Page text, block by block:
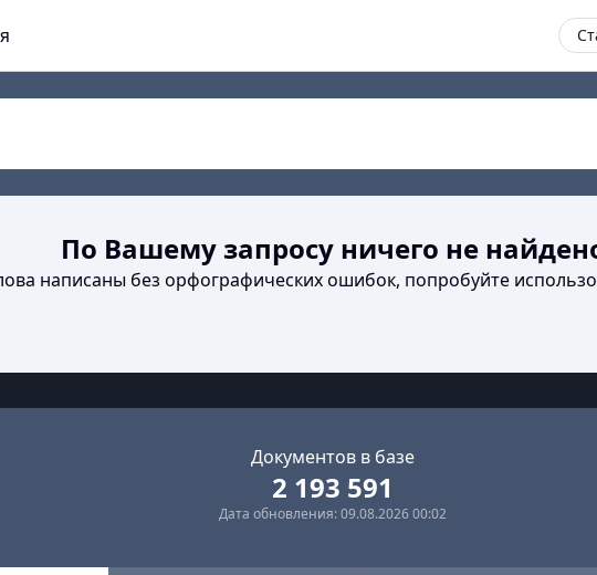
По Вашему запросу ничего не
написаны без орфографических ошибок, попробуйте
Документов в базе
2 193 591
Дата обновления: 09.08.2026 00:02